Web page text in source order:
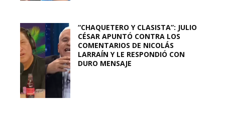
“CHAQUETERO Y CLASISTA”: JULIO
CÉSAR APUNTÓ CONTRA LOS
COMENTARIOS DE NICOLÁS
LARRAÍN Y LE RESPONDIÓ CON
DURO MENSAJE